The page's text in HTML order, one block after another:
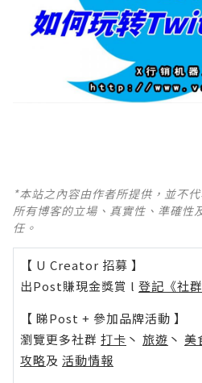
*本站之內容由作者所提供，並不
所有博客的立場、真實性、準確性
任。
【 U Creator 招募 】
出Post賺現金獎賞 l 登記《社
【 睇Post + 參加品牌活動 】
瀏覽更多社群 打卡 丶 旅遊 丶 美
攻略及 活動情報